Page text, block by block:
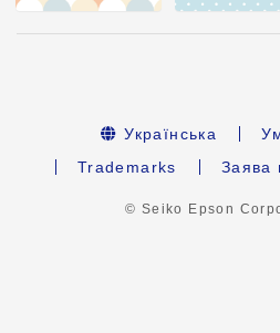
Українська
Trademarks
Заява
© Seiko Epson